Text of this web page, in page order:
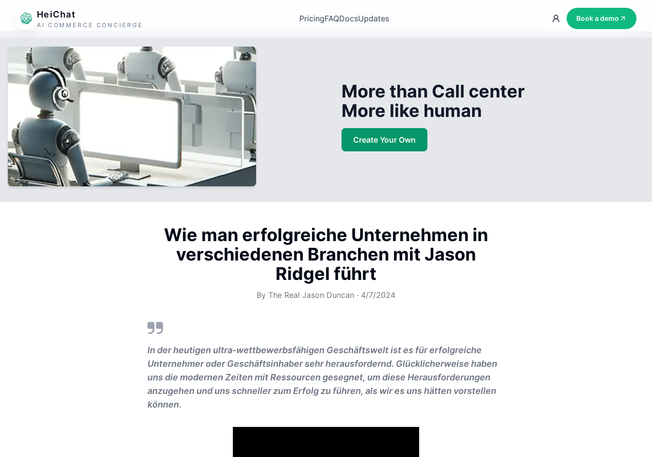
HeiChat
AI COMMERCE CONCIERGE
PricingFAQDocsUpdates Book a demo
More than Call center
More like human
Create Your Own
Wie man erfolgreiche Unternehmen in
verschiedenen Branchen mit Jason
Ridgel führt
By The Real Jason Duncan · 4/7/2024
In der heutigen ultra-wettbewerbsfähigen Geschäftswelt ist es für erfolgreiche
Unternehmer oder Geschäftsinhaber sehr herausfordernd. Glücklicherweise haben
uns die modernen Zeiten mit Ressourcen gesegnet, um diese Herausforderungen
anzugehen und uns schneller zum Erfolg zu führen, als wir es uns hätten vorstellen
können.